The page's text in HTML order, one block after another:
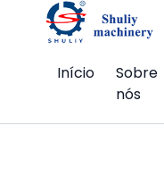
Início
Sobre
nós